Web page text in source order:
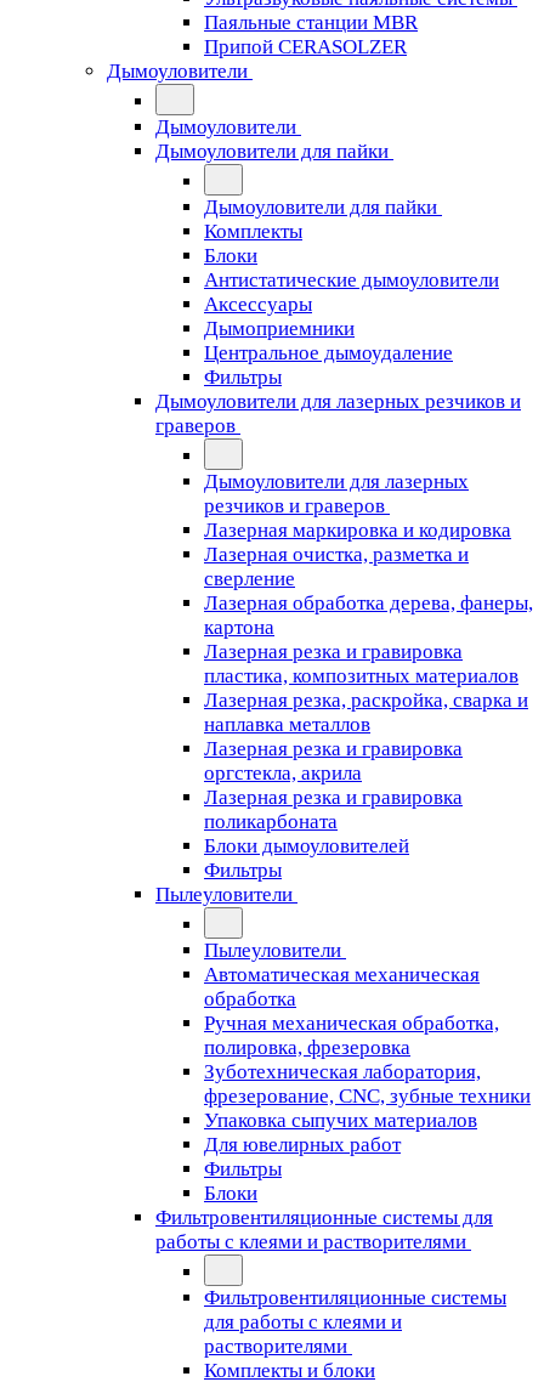
Паяльные станции MBR
Припой CERASOLZER
Дымоуловители
Дымоуловители
Дымоуловители для пайки
Дымоуловители для пайки
Комплекты
Блоки
Антистатические дымоуловители
Аксессуары
Дымоприемники
Центральное дымоудаление
Фильтры
Дымоуловители для лазерных резчиков и
граверов
Дымоуловители для лазерных
резчиков и граверов
Лазерная маркировка и кодировка
Лазерная очистка, разметка и
сверление
Лазерная обработка дерева, фанеры,
картона
Лазерная резка и гравировка
пластика, композитных материалов
Лазерная резка, раскройка, сварка и
наплавка металлов
Лазерная резка и гравировка
оргстекла, акрила
Лазерная резка и гравировка
поликарбоната
Блоки дымоуловителей
Фильтры
Пылеуловители
Пылеуловители
Автоматическая механическая
обработка
Ручная механическая обработка,
полировка, фрезеровка
Зуботехническая лаборатория,
фрезерование, CNC, зубные техники
Упаковка сыпучих материалов
Для ювелирных работ
Фильтры
Блоки
Фильтровентиляционные системы для
работы с клеями и растворителями
Фильтровентиляционные системы
для работы с клеями и
растворителями
Комплекты и блоки